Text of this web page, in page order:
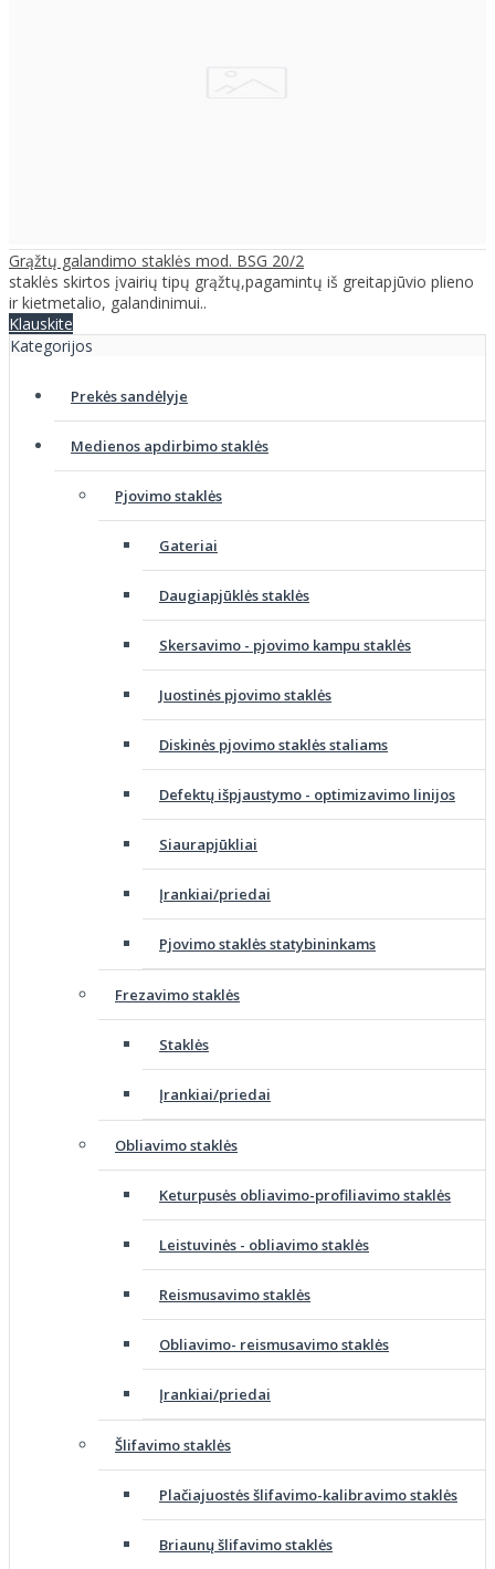
Grąžtų galandimo staklės mod. BSG 20/2
staklės skirtos įvairių tipų grąžtų,pagamintų iš greitapjūvio plieno
ir kietmetalio, galandinimui..
Klauskite
Kategorijos
Prekės sandėlyje
Medienos apdirbimo staklės
Pjovimo staklės
Gateriai
Daugiapjūklės staklės
Skersavimo - pjovimo kampu staklės
Juostinės pjovimo staklės
Diskinės pjovimo staklės staliams
Defektų išpjaustymo - optimizavimo linijos
Siaurapjūkliai
Įrankiai/priedai
Pjovimo staklės statybininkams
Frezavimo staklės
Staklės
Įrankiai/priedai
Obliavimo staklės
Keturpusės obliavimo-profiliavimo staklės
Leistuvinės - obliavimo staklės
Reismusavimo staklės
Obliavimo- reismusavimo staklės
Įrankiai/priedai
Šlifavimo staklės
Plačiajuostės šlifavimo-kalibravimo staklės
Briaunų šlifavimo staklės